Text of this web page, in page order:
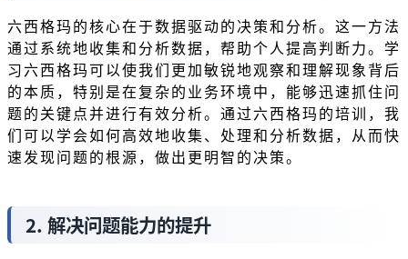
六西格玛的核心在于数据驱动的决策和分析。这一方法
通过系统地收集和分析数据，帮助个人提高判断力。学
习六西格玛可以使我们更加敏锐地观察和理解现象背后
的本质，特别是在复杂的业务环境中，能够迅速抓住问
题的关键点并进行有效分析。通过六西格玛的培训，我
们可以学会如何高效地收集、处理和分析数据，从而快
速发现问题的根源，做出更明智的决策。
2. 解决问题能力的提升